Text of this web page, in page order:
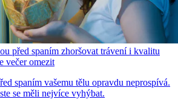
před spaním zhoršovat trávení i kvalitu
večer omezit
spaním vašemu tělu opravdu neprospívá.
se měli nejvíce vyhýbat.